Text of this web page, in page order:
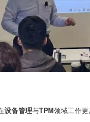
设备管理与TPM领域工作更